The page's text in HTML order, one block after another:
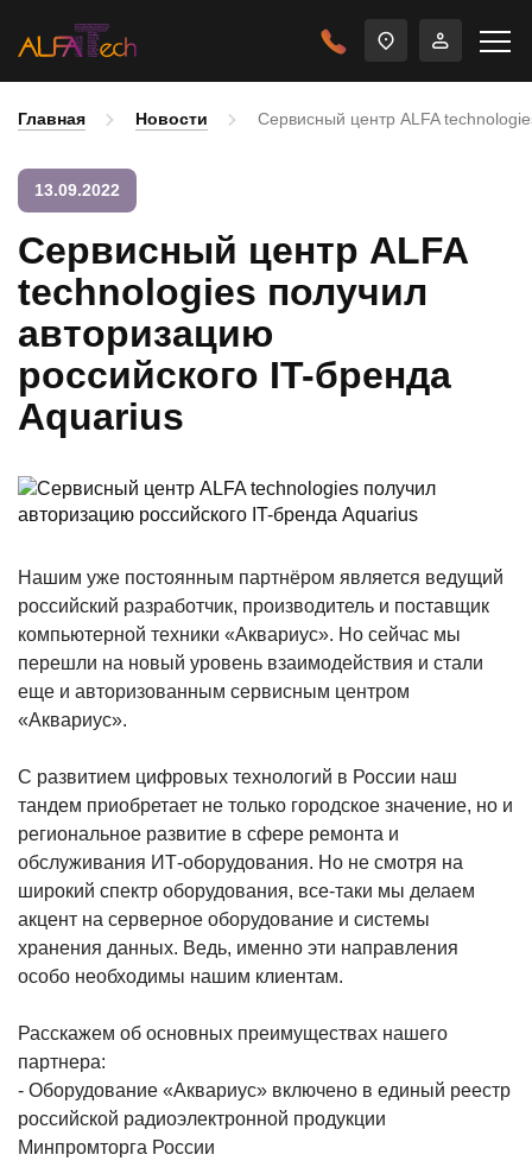
Главная Новости Cервисный центр ALFA
13.09.2022
Cервисный центр ALFA
technologies получил
авторизацию
российского IT-бренда
Aquarius
Нашим уже постоянным партнёром является ведущий
российский разработчик, производитель и поставщик
компьютерной техники «Аквариус». Но сейчас мы
перешли на новый уровень взаимодействия и стали
еще и авторизованным сервисным центром
«Аквариус».
С развитием цифровых технологий в России наш
тандем приобретает не только городское значение, но и
региональное развитие в сфере ремонта и
обслуживания ИТ-оборудования. Но не смотря на
широкий спектр оборудования, все-таки мы делаем
акцент на серверное оборудование и системы
хранения данных. Ведь, именно эти направления
особо необходимы нашим клиентам.
Расскажем об основных преимуществах нашего
партнера:
- Оборудование «Аквариус» включено в единый реестр
российской радиоэлектронной продукции
Минпромторга России